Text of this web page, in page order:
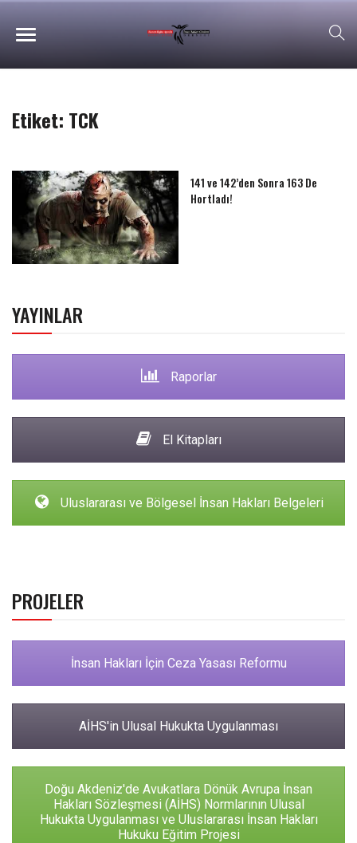
Etiket: TCK
141 ve 142’den Sonra 163 De
Hortladı!
YAYINLAR
Raporlar
El Kitapları
Uluslararası ve Bölgesel İnsan Hakları Belgeleri
PROJELER
İnsan Hakları İçin Ceza Yasası Reformu
AİHS'in Ulusal Hukukta Uygulanması
Doğu Akdeniz'de Avukatlara Dönük Avrupa İnsan
Hakları Sözleşmesi (AİHS) Normlarının Ulusal
Hukukta Uygulanması ve Uluslararası İnsan Hakları
Hukuku Eğitim Projesi